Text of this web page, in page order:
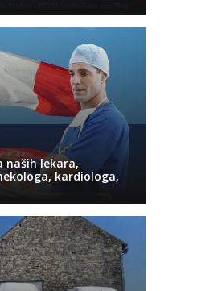
naših lekara,
kardiologa,